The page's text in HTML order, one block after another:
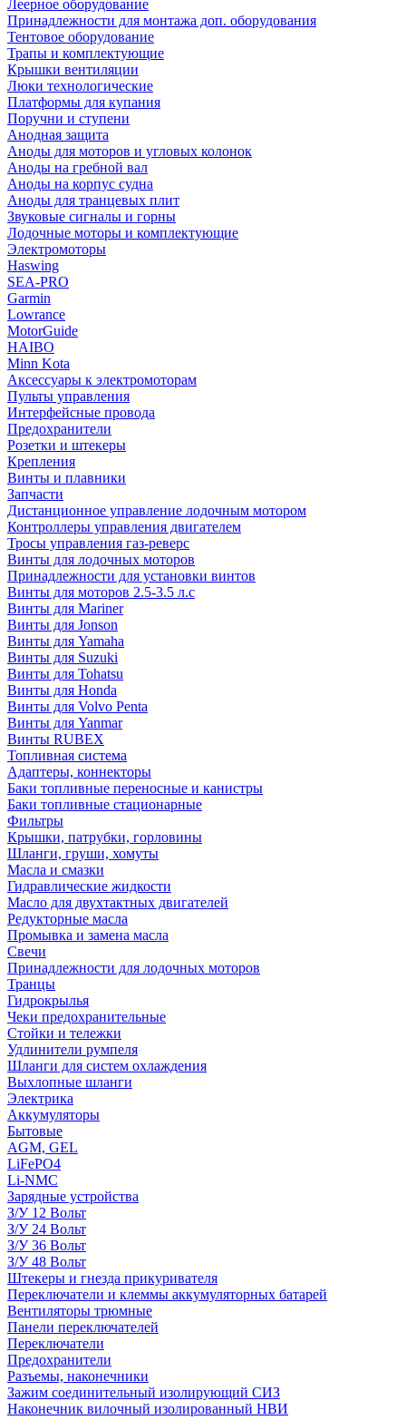
Леерное оборудование
Принадлежности для монтажа доп. оборудования
Тентовое оборудование
Трапы и комплектующие
Крышки вентиляции
Люки технологические
Платформы для купания
Поручни и ступени
Анодная защита
Аноды для моторов и угловых колонок
Аноды на гребной вал
Аноды на корпус судна
Аноды для транцевых плит
Звуковые сигналы и горны
Лодочные моторы и комплектующие
Электромоторы
Haswing
SEA-PRO
Garmin
Lowrance
MotorGuide
HAIBO
Minn Kota
Аксессуары к электромоторам
Пульты управления
Интерфейсные провода
Предохранители
Розетки и штекеры
Крепления
Винты и плавники
Запчасти
Дистанционное управление лодочным мотором
Контроллеры управления двигателем
Тросы управления газ-реверс
Винты для лодочных моторов
Принадлежности для установки винтов
Винты для моторов 2.5-3.5 л.с
Винты для Mariner
Винты для Jonson
Винты для Yamaha
Винты для Suzuki
Винты для Tohatsu
Винты для Honda
Винты для Volvo Penta
Винты для Yanmar
Винты RUBEX
Топливная система
Адаптеры, коннекторы
Баки топливные переносные и канистры
Баки топливные стационарные
Фильтры
Крышки, патрубки, горловины
Шланги, груши, хомуты
Масла и смазки
Гидравлические жидкости
Масло для двухтактных двигателей
Редукторные масла
Промывка и замена масла
Свечи
Принадлежности для лодочных моторов
Транцы
Гидрокрылья
Чеки предохранительные
Стойки и тележки
Удлинители румпеля
Шланги для систем охлаждения
Выхлопные шланги
Электрика
Аккумуляторы
Бытовые
AGM, GEL
LiFePO4
Li-NMC
Зарядные устройства
З/У 12 Вольт
З/У 24 Вольт
З/У 36 Вольт
З/У 48 Вольт
Штекеры и гнезда прикуривателя
Переключатели и клеммы аккумуляторных батарей
Вентиляторы трюмные
Панели переключателей
Переключатели
Предохранители
Разъемы, наконечники
Зажим соединительный изолирующий СИЗ
Наконечник вилочный изолированный НВИ